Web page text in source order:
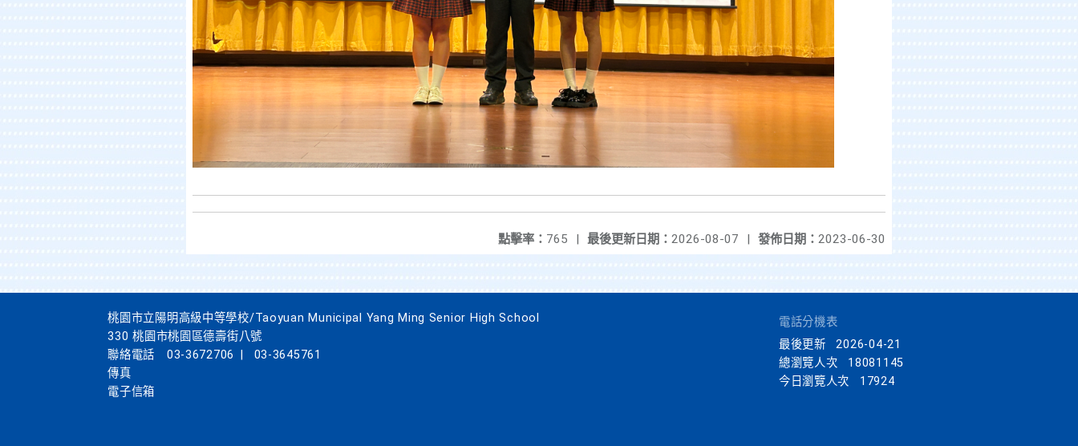
發佈日期： 2023-06-30
最後更新日期： 2026-08-07 |
點擊率： 765 |
桃園市立陽明高級中等學校/Taoyuan Municipal Yang Ming Senior High School
330 桃園市桃園區德壽街八號
聯絡電話
03-3672706
03-3645761
傳真
電子信箱
電話分機表
最後更新
2026-04-21
總瀏覽人次
18081145
今日瀏覽人次
17924